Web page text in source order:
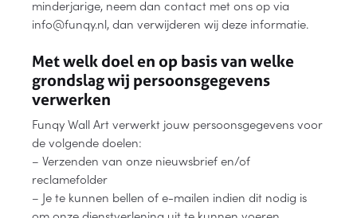
minderjarige, neem dan contact met ons op via
info@funqy.nl, dan verwijderen wij deze informatie.
Met welk doel en op basis van welke
grondslag wij persoonsgegevens
verwerken
Funqy Wall Art verwerkt jouw persoonsgegevens voor
de volgende doelen:
– Verzenden van onze nieuwsbrief en/of
reclamefolder
– Je te kunnen bellen of e-mailen indien dit nodig is